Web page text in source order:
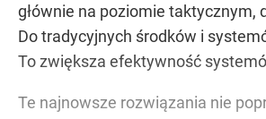
głównie na poziomie
Do tradycyjnych środków i
To zwiększa efektywność
Te najnowsze rozwiązania nie